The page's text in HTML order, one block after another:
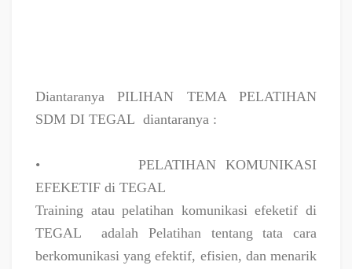
Diantaranya PILIHAN TEMA PELATIHAN
SDM DI TEGAL diantaranya :
•
PELATIHAN KOMUNIKASI
EFEKETIF di TEGAL
Training atau pelatihan komunikasi efeketif di
TEGAL
adalah Pelatihan tentang tata cara
berkomunikasi yang efektif, efisien, dan menarik